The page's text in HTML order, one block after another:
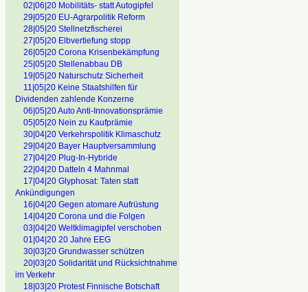
02|06|20 Mobilitäts- statt Autogipfel
29|05|20 EU-Agrarpolitik Reform
28|05|20 Stellnetzfischerei
27|05|20 Elbvertiefung stopp
26|05|20 Corona Krisenbekämpfung
25|05|20 Stellenabbau DB
19|05|20 Naturschutz Sicherheit
11|05|20 Keine Staatshilfen für
Dividenden zahlende Konzerne
06|05|20 Auto Anti-Innovationsprämie
05|05|20 Nein zu Kaufprämie
30|04|20 Verkehrspolitik Klimaschutz
29|04|20 Bayer Hauptversammlung
27|04|20 Plug-In-Hybride
22|04|20 Datteln 4 Mahnmal
17|04|20 Glyphosat: Taten statt
Ankündigungen
16|04|20 Gegen atomare Aufrüstung
14|04|20 Corona und die Folgen
03|04|20 Weltklimagipfel verschoben
01|04|20 20 Jahre EEG
30|03|20 Grundwasser schützen
20|03|20 Solidarität und Rücksichtnahme
im Verkehr
18|03|20 Protest Finnische Botschaft